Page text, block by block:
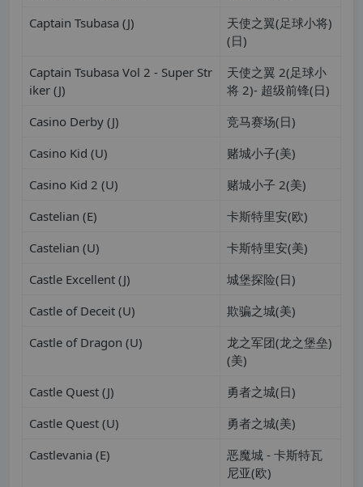
Captain Tsubasa (J)
天使之翼(足球小将)
(日)
Captain Tsubasa Vol 2 - Super Str
iker (J)
天使之翼 2(足球小
将 2)- 超级前锋(日)
Casino Derby (J)
竞马赛场(日)
Casino Kid (U)
赌城小子(美)
Casino Kid 2 (U)
赌城小子 2(美)
Castelian (E)
卡斯特里安(欧)
Castelian (U)
卡斯特里安(美)
Castle Excellent (J)
城堡探险(日)
Castle of Deceit (U)
欺骗之城(美)
Castle of Dragon (U)
龙之军团(龙之堡垒)
(美)
Castle Quest (J)
勇者之城(日)
Castle Quest (U)
勇者之城(美)
Castlevania (E)
恶魔城 - 卡斯特瓦
尼亚(欧)